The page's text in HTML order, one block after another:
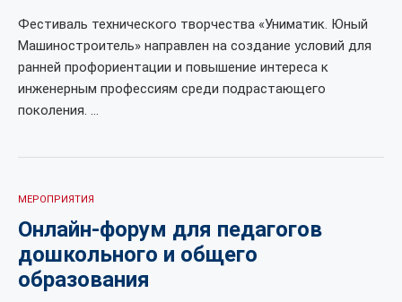
Фестиваль технического творчества «Униматик. Юный
Машиностроитель» направлен на создание условий для
ранней профориентации и повышение интереса к
инженерным профессиям среди подрастающего
поколения. …
МЕРОПРИЯТИЯ
Онлайн-форум для педагогов
дошкольного и общего
образования